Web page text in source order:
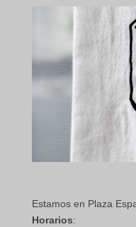
Estamos en Plaza
Horarios: